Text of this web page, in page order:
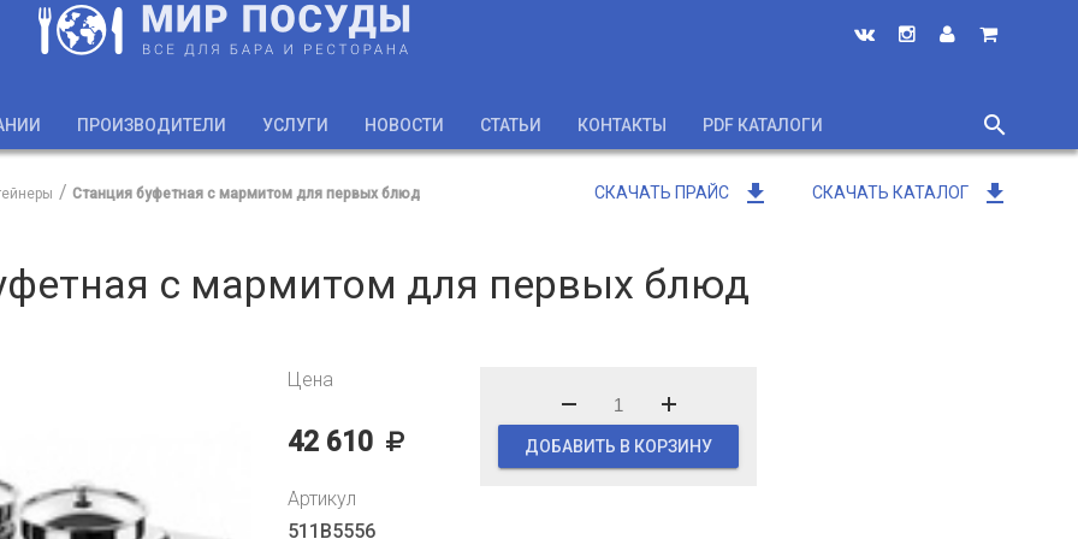
ПРОИЗВОДИТЕЛИ УСЛУГИ НОВОСТИ СТАТЬИ КОНТАКТЫ PDF КАТАЛОГИ
search
close
СКАЧАТЬ ПРАЙС get_app СКАЧАТЬ КАТАЛОГ get_app
Станция буфетная с мармитом для первых блюд
с мармитом для первых блюд
Цена
42 610 ДОБАВИТЬ В КОРЗИНУ
Артикул
511B5556